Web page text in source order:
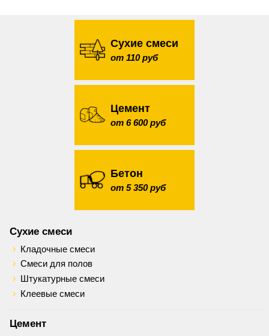
Сухие смеси
от 110 руб
Цемент
от 6 600 руб
Бетон
от 5 350 руб
Сухие смеси
Кладочные смеси
Смеси для полов
Штукатурные смеси
Клеевые смеси
Цемент